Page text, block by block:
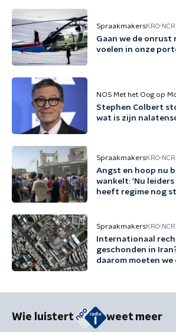
SpraakmakersKRO-
Gaan we de onrust
voelen in onze
NOS Met het Oog op
Stephen Colbert
wat is zijn
SpraakmakersKRO-
Angst en hoop nu
wankelt: 'Nu
heeft regime nog
SpraakmakersKRO-
Internationaal
geschonden in
daarom moeten
Wie luistert weet meer